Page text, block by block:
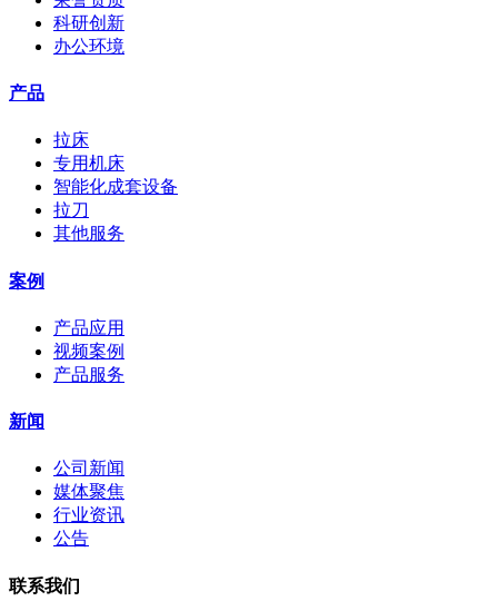
科研创新
办公环境
产品
拉床
专用机床
智能化成套设备
拉刀
其他服务
案例
产品应用
视频案例
产品服务
新闻
公司新闻
媒体聚焦
行业资讯
公告
联系我们